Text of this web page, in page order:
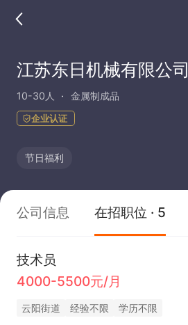
江苏东日机械有限公司
10-30人 金属制成品
企业认证
节日福利
公司信息 在招职位 · 5
技术员
4000-5500元/月
云阳街道 经验不限 学历不限